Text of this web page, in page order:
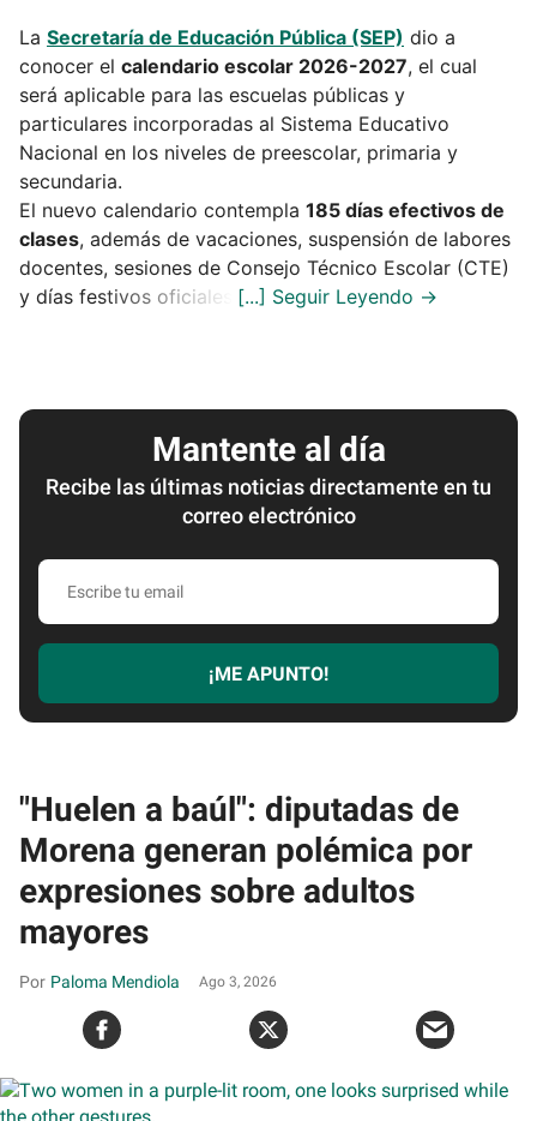
La Secretaría de Educación Pública (SEP) dio a
conocer el calendario escolar 2026-2027, el cual
será aplicable para las escuelas públicas y
particulares incorporadas al Sistema Educativo
Nacional en los niveles de preescolar, primaria y
secundaria.
El nuevo calendario contempla 185 días efectivos de
clases, además de vacaciones, suspensión de labores
docentes, sesiones de Consejo Técnico Escolar (CTE)
y días festivos oficiales.
Mantente al día
Recibe las últimas noticias directamente en tu
correo electrónico
Escribe
email
¡ME APUNTO!
"Huelen a baúl": diputadas de
Morena generan polémica por
expresiones sobre adultos
mayores
Paloma Mendiola Ago 3, 2026